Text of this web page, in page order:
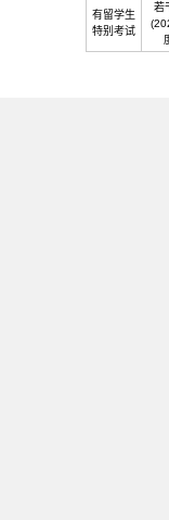
有留学生
特别考试
若